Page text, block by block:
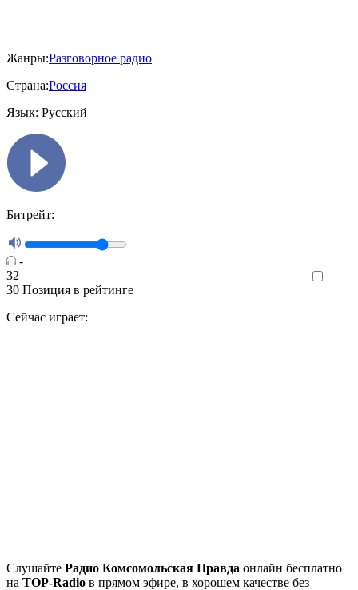
Жанры:Разговорное радио
Страна:Россия
Язык: Русский
Битрейт:
-
32
30 Позиция в рейтинге
Сейчас играет:
Cлушайте Радио Комсомольская Правда онлайн бесплатно
на TOP-Radio в прямом эфире, в хорошем качестве без